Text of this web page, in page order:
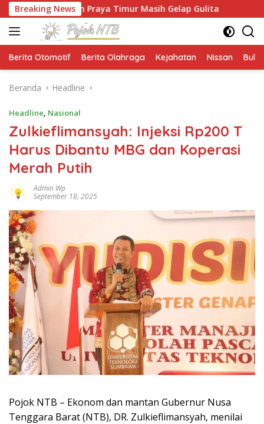
Langsung
ke
konten
Breaking News
Praya Timur Masih Gelap Gulita Ketua HMPS
Berita Otomotif Berita Olahraga Kejahatan Nissan
Beranda Headline
Headline, Nasional
Zulkieflimansyah: Injeksi Rp200 T
Harus Dibantu MBG dan Koperasi
Merah Putih
Admin Wp
September 18, 2025
Pojok NTB – Ekonom dan mantan Gubernur Nusa
Tenggara Barat (NTB), DR. Zulkieflimansyah, menilai